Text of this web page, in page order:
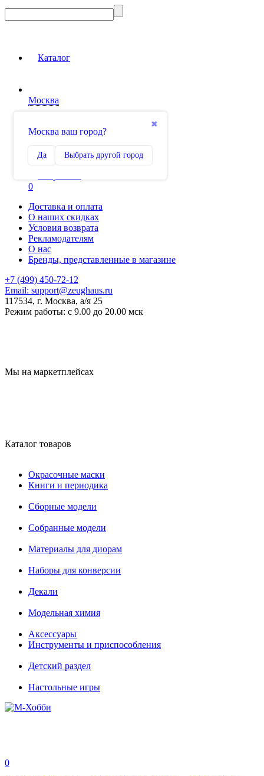
Каталог
Москва
✖
Москва ваш город?
Да Выбрать другой город
Сравнение
0
Доставка и оплата
О наших скидках
Условия возврата
Рекламодателям
О нас
Бренды, представленные в магазине
+7 (499) 450-72-12
Email: support@zeughaus.ru
117534, г. Москва, а/я 25
Режим работы: с 9.00 до 20.00 мск
Мы на маркетплейсах
Каталог товаров
Окрасочные маски
Книги и периодика
Сборные модели
Собранные модели
Материалы для диорам
Наборы для конверсии
Декали
Модельная химия
Аксессуары
Инструменты и приспособления
Детский раздел
Настольные игры
0